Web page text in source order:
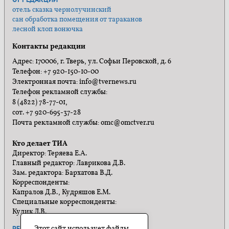
отель сказка чернолучинский
сан обработка помещения от тараканов
лесной клоп вонючка
Контакты редакции
Адрес: 170006, г. Тверь, ул. Софьи Перовской, д. 6
Телефон: +7 920-150-10-00
Электронная почта: info@tvernews.ru
Телефон рекламной службы:
8 (4822) 78-77-01,
сот. +7 920-695-37-28
Почта рекламной службы: omc@omctver.ru
Кто делает ТИА
Директор: Теряева Е.А.
Главный редактор: Лаврикова Д.В.
Зам. редактора: Бархатова В.Д.
Корреспонденты:
Капралов Д.В., Кудряшов Е.М.
Специальные корреспонденты:
Кулик Л.В.